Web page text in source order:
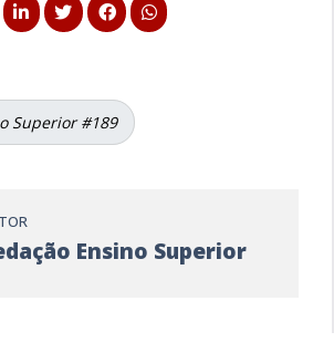
Superior #189
Ensino Superior